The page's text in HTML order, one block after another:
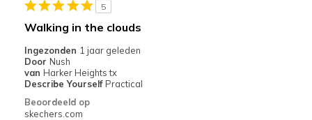
5
Walking in the clouds
Ingezonden 1 jaar geleden
Door Nush
van Harker Heights tx
Describe Yourself Practical
Beoordeeld op
skechers.com